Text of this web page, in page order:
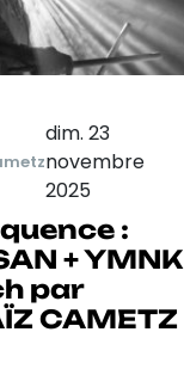
dim. 23
novembre
2025
:
+ YMNK
par
CAMETZ